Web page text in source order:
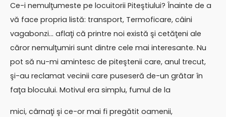
Ce-i nemulţumeste pe locuitorii Piteştiului? Înainte de a
vă face propria listă: transport, Termoficare, câini
vagabonzi… aflaţi că printre noi există şi cetăţeni ale
căror nemulţumiri sunt dintre cele mai interesante. Nu
pot să nu-mi amintesc de piteştenii care, anul trecut,
şi-au reclamat vecinii care puseseră de-un grătar în
faţa blocului. Motivul era simplu, fumul de la
mici, cârnaţi şi ce-or mai fi pregătit oamenii,